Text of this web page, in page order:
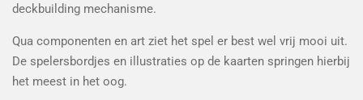
deckbuilding mechanisme.
Qua componenten en art ziet het spel er best wel vrij mooi uit.
De spelersbordjes en illustraties op de kaarten springen hierbij
het meest in het oog.